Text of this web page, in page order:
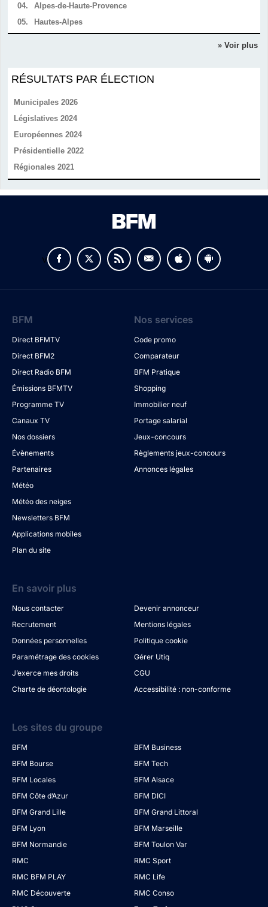
04.
Alpes-de-Haute-Provence
05.
Hautes-Alpes
» Voir plus
RÉSULTATS PAR ÉLECTION
Municipales 2026
Législatives 2024
Européennes 2024
Présidentielle 2022
Régionales 2021
v
BFM
Direct BFMTV
Direct BFM2
Direct Radio BFM
Émissions BFMTV
Programme TV
Canaux TV
Nos dossiers
Évènements
Partenaires
Météo
Météo des neiges
Newsletters BFM
Applications mobiles
Plan du site
Nos services
Code promo
Comparateur
BFM Pratique
Shopping
Immobilier neuf
Portage salarial
Jeux-concours
Règlements jeux-concours
Annonces légales
En savoir plus
Nous contacter
Devenir annonceur
Recrutement
Mentions légales
Données personnelles
Politique cookie
Paramétrage des cookies
Gérer Utiq
J’exerce mes droits
CGU
Charte de déontologie
Accessibilité : non-conforme
Les sites du groupe
BFM
BFM Business
BFM Bourse
BFM Tech
BFM Locales
BFM Alsace
BFM Côte d’Azur
BFM DICI
BFM Grand Lille
BFM Grand Littoral
BFM Lyon
BFM Marseille
BFM Normandie
BFM Toulon Var
RMC
RMC Sport
RMC BFM PLAY
RMC Life
RMC Découverte
RMC Conso